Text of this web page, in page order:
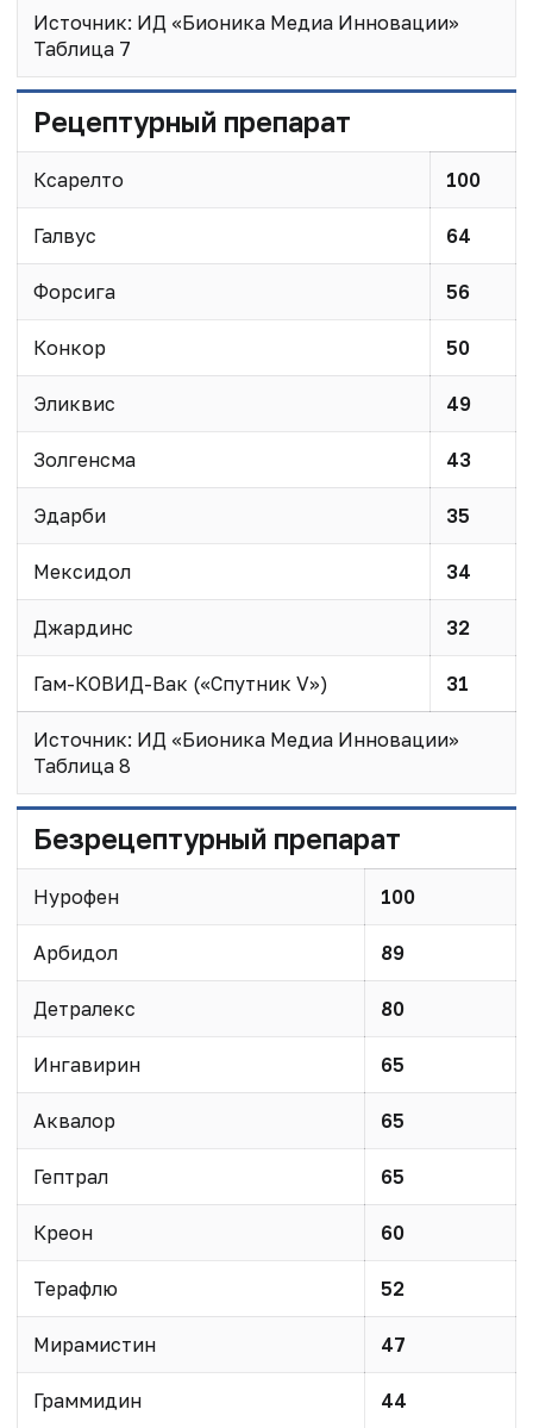
Источник: ИД «Бионика Медиа Инновации»
Таблица 7
Рецептурный препарат
Ксарелто 100
Галвус 64
Форсига 56
Конкор 50
Эликвис 49
Золгенсма 43
Эдарби 35
Мексидол 34
Джардинс 32
Гам-КОВИД-Вак («Спутник V») 31
Источник: ИД «Бионика Медиа Инновации»
Таблица 8
Безрецептурный препарат
Нурофен 100
Арбидол 89
Детралекс 80
Ингавирин 65
Аквалор 65
Гептрал 65
Креон 60
Терафлю 52
Мирамистин 47
Граммидин 44